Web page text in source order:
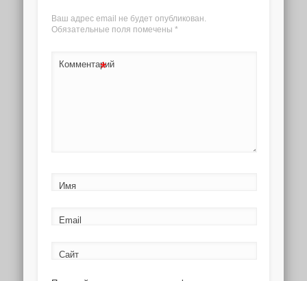
Ваш адрес email не будет опубликован.
Обязательные поля помечены *
Комментарий
*
Имя
Email
Сайт